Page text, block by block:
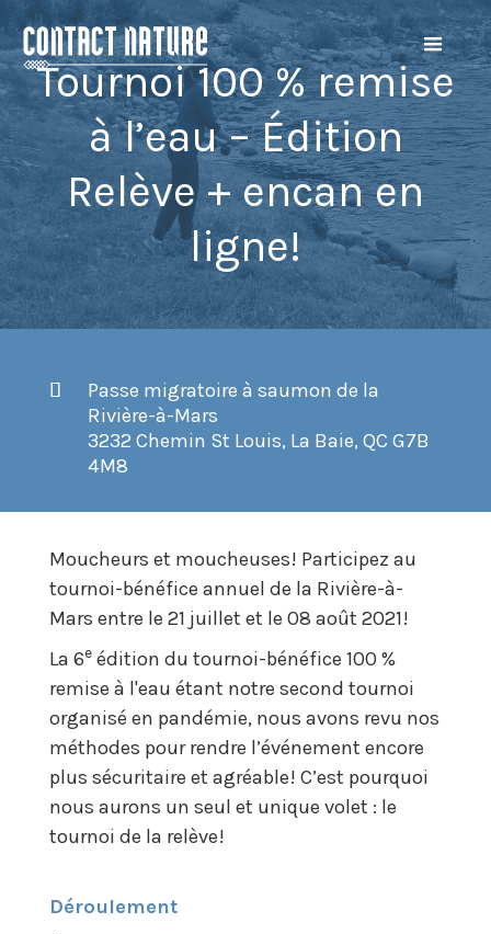
Tournoi 100 % remise
à l’eau – Édition
Relève + encan en
ligne!
Passe migratoire à saumon de la
Rivière-à-Mars
3232 Chemin St Louis, La Baie, QC G7B
4M8
Moucheurs et moucheuses! Participez au
tournoi-bénéfice annuel de la Rivière-à-
Mars entre le 21 juillet et le 08 août 2021!
La 6eédition du tournoi-bénéfice 100 %
remise à l'eau étant notre second tournoi
organisé en pandémie, nous avons revu nos
méthodes pour rendre l’événement encore
plus sécuritaire et agréable! C’est pourquoi
nous aurons un seul et unique volet : le
tournoi de la relève!
Déroulement